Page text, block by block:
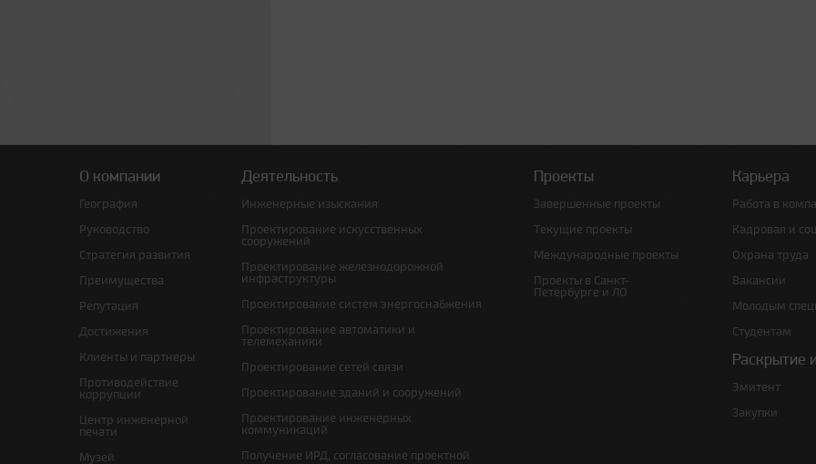
О компании
География
Руководство
Стратегия развития
Преимущества
Репутация
Достижения
Клиенты и партнеры
Противодействие
коррупции
Центр инженерной
печати
Музей
Деятельность
Инженерные изыскания
Проектирование искусственных
сооружений
Проектирование железнодорожной
инфраструктуры
Проектирование систем энергоснабжения
Проектирование автоматики и
телемеханики
Проектирование сетей связи
Проектирование зданий и сооружений
Проектирование инженерных
коммуникаций
Получение ИРД, согласование проектной
Проекты
Завершенные проекты
Текущие проекты
Международные проекты
Проекты в Санкт-
Петербурге и ЛО
Карьера
Работа в
Кадровая и
Охрана труда
Вакансии
Молодым
Студентам
Раскрытие
Эмитент
Закупки